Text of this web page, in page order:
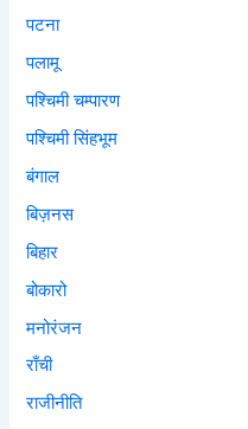
पटना
पलामू
पश्चिमी चम्पारण
पश्चिमी सिंहभूम
बंगाल
बिज़नस
बिहार
बोकारो
मनोरंजन
राँची
राजीनीति